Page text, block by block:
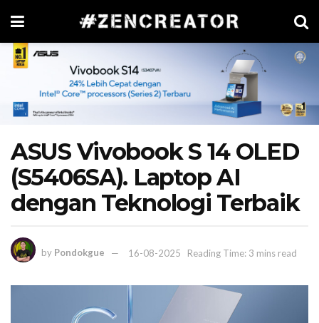
ASUS Vivobook S 14 OLED
(S5406SA). Laptop AI
dengan Teknologi Terbaik
by Pondokgue 16-08-2025 Reading Time: 3 mins read